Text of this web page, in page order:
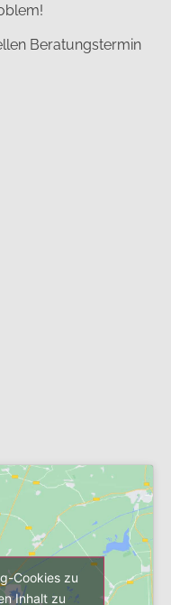
Beratungstermin
Cookies zu
Inhalt zu